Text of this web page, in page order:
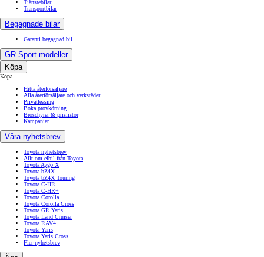
Tjänstebilar
Transportbilar
Begagnade bilar
Garanti begagnad bil
GR Sport-modeller
Köpa
Köpa
Hitta återförsäljare
Alla återförsäljare och verkstäder
Privatleasing
Boka provkörning
Broschyrer & prislistor
Kampanjer
Våra nyhetsbrev
Toyota nyhetsbrev
Allt om elbil från Toyota
Toyota Aygo X
Toyota bZ4X
Toyota bZ4X Touring
Toyota C-HR
Toyota C-HR+
Toyota Corolla
Toyota Corolla Cross
Toyota GR Yaris
Toyota Land Cruiser
Toyota RAV4
Toyota Yaris
Toyota Yaris Cross
Fler nyhetsbrev